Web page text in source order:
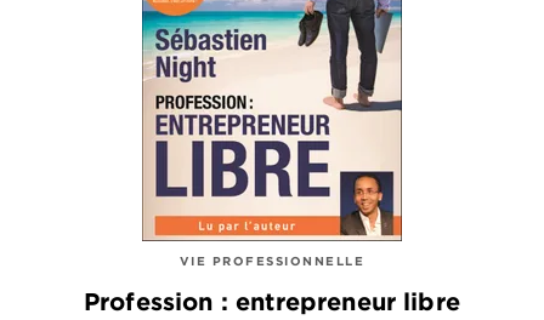
VIE PROFESSIONNELLE
Profession : entrepreneur libre